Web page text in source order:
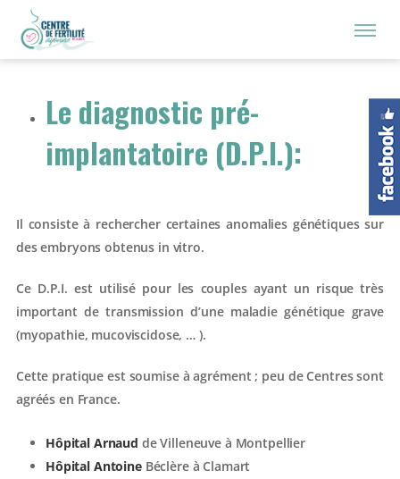
Le diagnostic pré-
implantatoire (D.P.I.):
Il consiste à rechercher certaines anomalies génétiques sur
des embryons obtenus in vitro.
Ce D.P.I. est utilisé pour les couples ayant un risque très
important de transmission d’une maladie génétique grave
(myopathie, mucoviscidose, … ).
Cette pratique est soumise à agrément ; peu de Centres sont
agréés en France.
Hôpital Arnaud de Villeneuve à Montpellier
Hôpital AntoineBéclère à Clamart